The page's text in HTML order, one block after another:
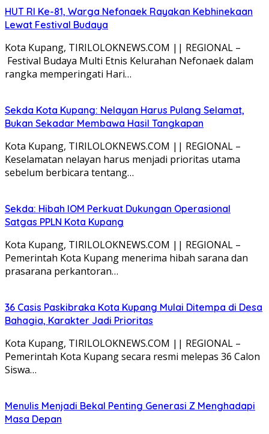
HUT RI Ke-81, Warga Nefonaek Rayakan Kebhinekaan
Lewat Festival Budaya
Kota Kupang, TIRILOLOKNEWS.COM || REGIONAL –
Festival Budaya Multi Etnis Kelurahan Nefonaek dalam
rangka memperingati Hari…
Sekda Kota Kupang: Nelayan Harus Pulang Selamat,
Bukan Sekadar Membawa Hasil Tangkapan
Kota Kupang, TIRILOLOKNEWS.COM || REGIONAL –
Keselamatan nelayan harus menjadi prioritas utama
sebelum berbicara tentang…
Sekda: Hibah IOM Perkuat Dukungan Operasional
Satgas PPLN Kota Kupang
Kota Kupang, TIRILOLOKNEWS.COM || REGIONAL –
Pemerintah Kota Kupang menerima hibah sarana dan
prasarana perkantoran…
36 Casis Paskibraka Kota Kupang Mulai Ditempa di Desa
Bahagia, Karakter Jadi Prioritas
Kota Kupang, TIRILOLOKNEWS.COM || REGIONAL –
Pemerintah Kota Kupang secara resmi melepas 36 Calon
Siswa…
Menulis Menjadi Bekal Penting Generasi Z Menghadapi
Masa Depan